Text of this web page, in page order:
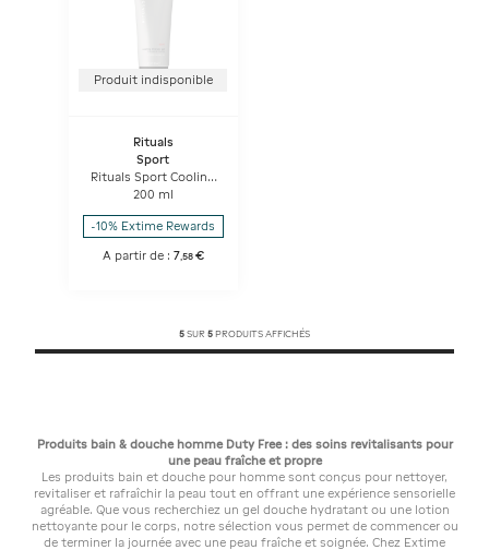
Produit indisponible
Rituals
Sport
Rituals Sport Cooling
Shower Gel
200 ml
-10% Extime Rewards
A partir de : 7 58 €
5 SUR 5 PRODUITS AFFICHÉS
Produits bain & douche homme Duty Free : des soins revitalisants pour
une peau fraîche et propre
Les produits bain et douche pour homme sont conçus pour nettoyer,
revitaliser et rafraîchir la peau tout en offrant une expérience sensorielle
agréable. Que vous recherchiez un gel douche hydratant ou une lotion
nettoyante pour le corps, notre sélection vous permet de commencer ou
de terminer la journée avec une peau fraîche et soignée. Chez Extime